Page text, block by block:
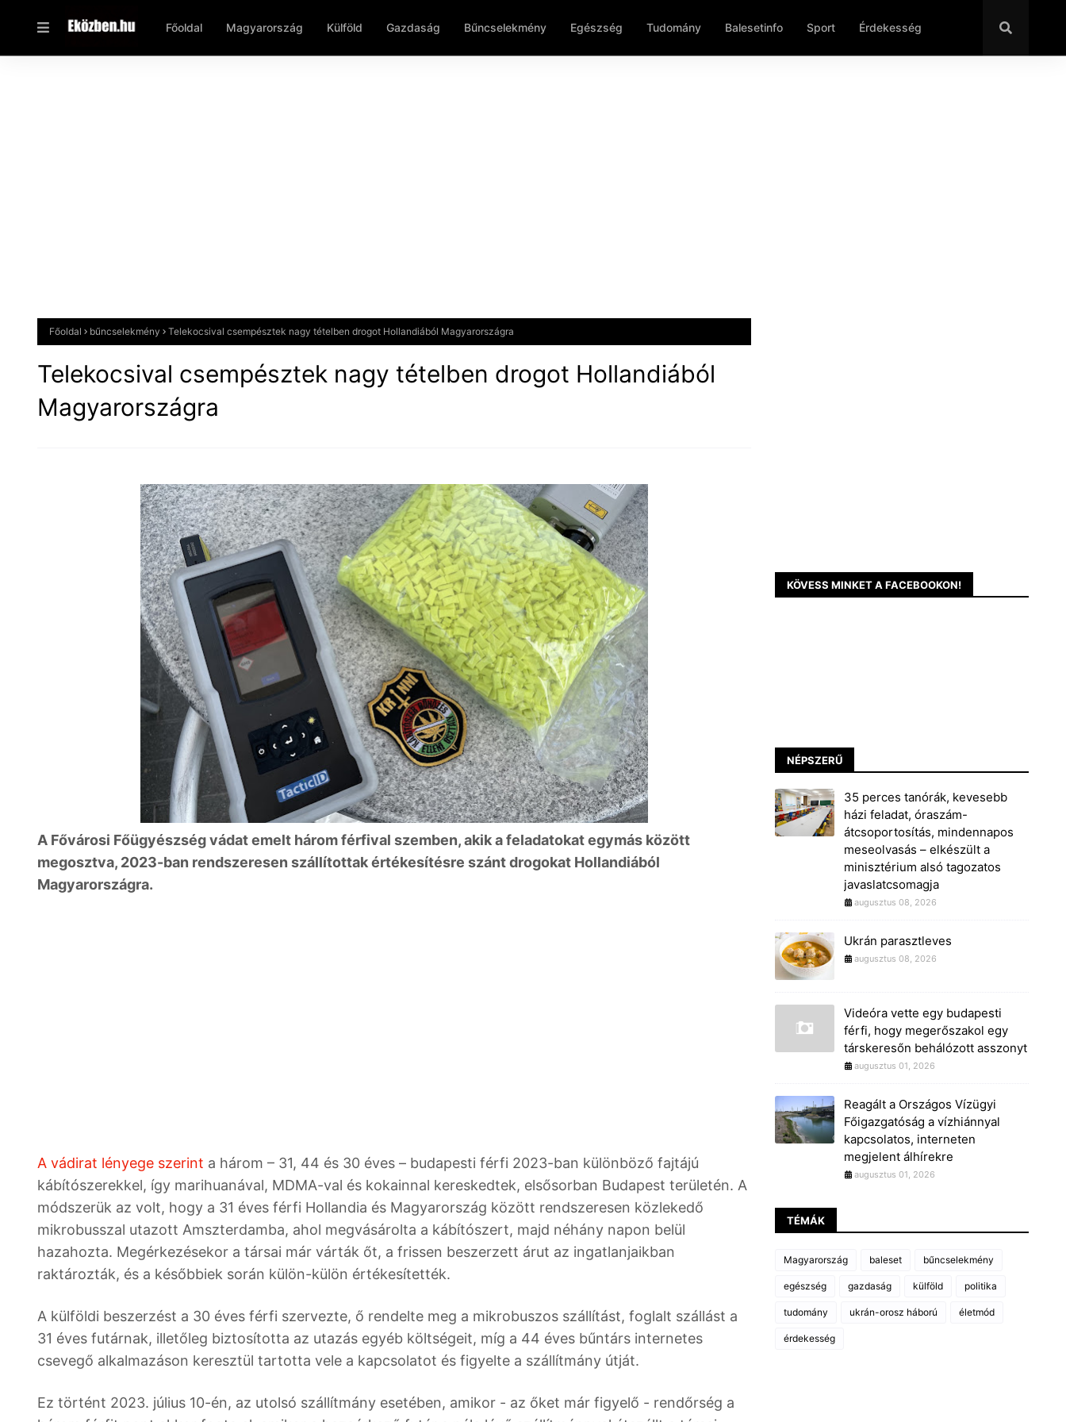
Főoldal Magyarország Külföld Gazdaság Bűncselekmény Egészség Tudomány Balesetinfo Sport Érdekesség
Főoldal bűncselekmény Telekocsival csempésztek nagy tételben drogot Hollandiából Magyarországra
Telekocsival csempésztek nagy tételben drogot Hollandiából
Magyarországra
A Fővárosi Főügyészség vádat emelt három férfival szemben, akik a feladatokat egymás között
megosztva, 2023-ban rendszeresen szállítottak értékesítésre szánt drogokat Hollandiából
Magyarországra.
A vádirat lényege szerint a három – 31, 44 és 30 éves – budapesti férfi 2023-ban különböző fajtájú
kábítószerekkel, így marihuanával, MDMA-val és kokainnal kereskedtek, elsősorban Budapest területén. A
módszerük az volt, hogy a 31 éves férfi Hollandia és Magyarország között rendszeresen közlekedő
mikrobusszal utazott Amszterdamba, ahol megvásárolta a kábítószert, majd néhány napon belül
hazahozta. Megérkezésekor a társai már várták őt, a frissen beszerzett árut az ingatlanjaikban
raktározták, és a későbbiek során külön-külön értékesítették.
A külföldi beszerzést a 30 éves férfi szervezte, ő rendelte meg a mikrobuszos szállítást, foglalt szállást a
31 éves futárnak, illetőleg biztosította az utazás egyéb költségeit, míg a 44 éves bűntárs internetes
csevegő alkalmazáson keresztül tartotta vele a kapcsolatot és figyelte a szállítmány útját.
Ez történt 2023. július 10-én, az utolsó szállítmány esetében, amikor - az őket már figyelő - rendőrség a
KÖVESS MINKET A FACEBOOKON!
NÉPSZERŰ
35 perces tanórák, kevesebb
házi feladat, óraszám-
átcsoportosítás, mindennapos
meseolvasás – elkészült a
minisztérium alsó tagozatos
javaslatcsomagja
augusztus 08, 2026
Ukrán parasztleves
augusztus 08, 2026
Videóra vette egy budapesti
férfi, hogy megerőszakol egy
társkeresőn behálózott asszonyt
augusztus 01, 2026
Reagált a Országos Vízügyi
Főigazgatóság a vízhiánnyal
kapcsolatos, interneten
megjelent álhírekre
augusztus 01, 2026
TÉMÁK
Magyarország baleset bűncselekmény
egészség gazdaság külföld politika
tudomány ukrán-orosz háború életmód
érdekesség